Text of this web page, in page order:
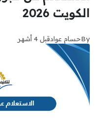
الكويت 2026
Byحسام عوادقبل 4 أشهر